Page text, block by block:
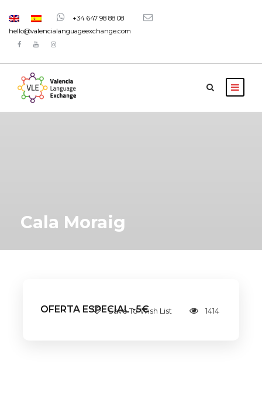
+34 647 98 88 08
hello@valencialanguageexchange.com
Cala Moraig
OFERTA ESPECIAL -5€
Save To Wish List 1414